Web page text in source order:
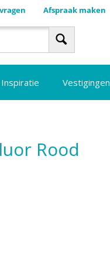
Afspraak maken
Inspiratie Vestigingen
Rood